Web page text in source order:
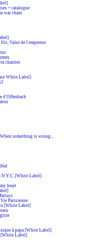
+ catalogue
war chant
Valse de l'empereur
charries
White Label]
d'Offenbach
something is wrong...
[White Label]
heart
Parisienne
[White Label]
à papa [White Label]
Label]